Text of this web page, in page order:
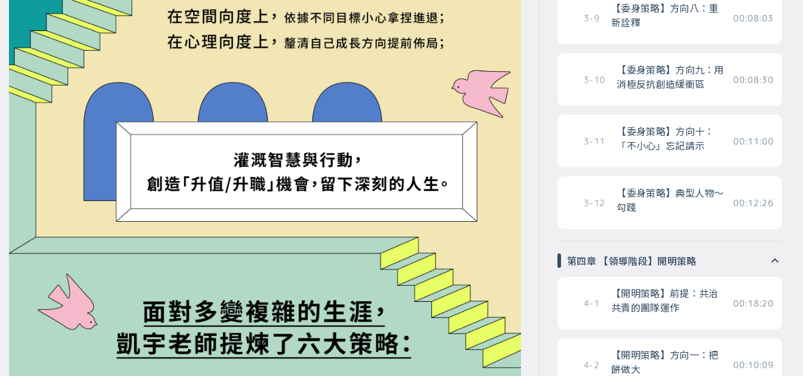
3-9
【委身策略】方向八：重
新詮釋
00:08:03
3-10
【委身策略】方向九：用
消極反抗創造緩衝區
00:08:30
3-11
【委身策略】方向十：
「不小心」忘記請示
00:11:00
3-12
【委身策略】典型人物～
勾踐
00:12:26
第四章 【領導階段】開明策略
4-1
【開明策略】前提：共治
共責的團隊運作
00:18:20
4-2
【開明策略】方向一：把
餅做大
00:10:09